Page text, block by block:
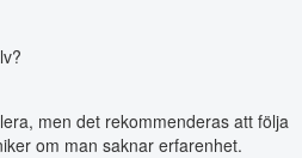
men det rekommenderas att följa
om man saknar erfarenhet.